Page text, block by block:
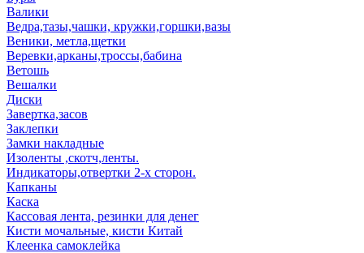
Валики
Ведра,тазы,чашки, кружки,горшки,вазы
Веники, метла,щетки
Веревки,арканы,троссы,бабина
Ветошь
Вешалки
Диски
Завертка,засов
Заклепки
Замки накладные
Изоленты ,скотч,ленты.
Индикаторы,отвертки 2-х сторон.
Капканы
Каска
Кассовая лента, резинки для денег
Кисти мочальные, кисти Китай
Клеенка самоклейка